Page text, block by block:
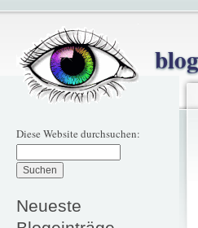
Diese Website durchsuchen:
Neueste